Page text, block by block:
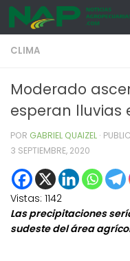
Skip to content
CLIMA
Moderado
esperan lluvias
POR GABRIEL QUAIZEL ·
3 SEPTIEMBRE, 2020
Vistas: 1142
Las precipitaciones
sudeste del área